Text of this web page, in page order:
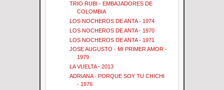
TRIO RUBI - EMBAJADORES DE
COLOMBIA
LOS NOCHEROS DE ANTA - 1974
LOS NOCHEROS DE ANTA - 1970
LOS NOCHEROS DE ANTA - 1971
JOSE AUGUSTO - MI PRIMER AMOR -
1979
LA VUELTA - 2013
ADRIANA - PORQUE SOY TU CHICHI
- 1976